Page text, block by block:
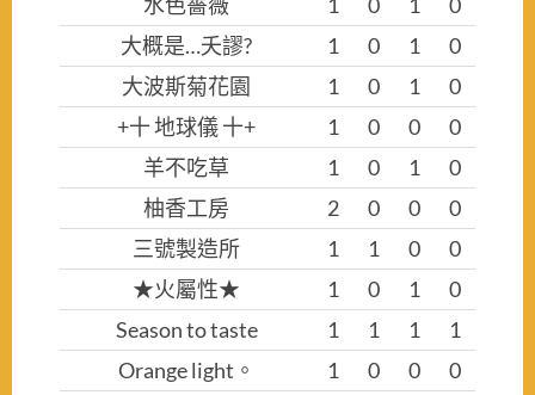
大概是…夭謬?
1 0 1
0
大波斯菊花園
1 0 1
0
+十 地球儀 十+
1 0 0
0
羊不吃草
1 0 1
0
柚香工房
2 0 0
0
三號製造所
1 1 0
0
★火屬性★
1 0 1
0
Season to taste
1 1 1
1
Orange light。
1 0 0
0